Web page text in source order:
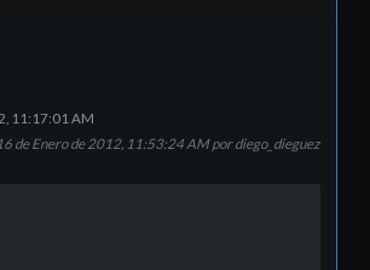
11:17:01 AM
de Enero de 2012, 11:53:24 AM por diego_dieguez